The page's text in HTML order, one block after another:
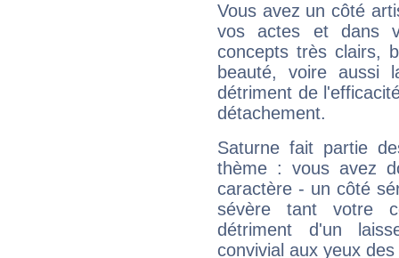
Vous avez un côté
vos actes et dans
concepts très clairs,
beauté, voire aussi
détriment de
détachement.
Saturne fait partie
thème : vous avez
caractère - un côté
sévère tant votre
détriment d'un
convivial aux yeux